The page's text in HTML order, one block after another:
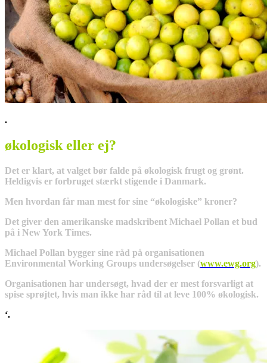
.
økologisk eller ej?
Det er klart, at valget bør falde på økologisk frugt og grønt.
Heldigvis er forbruget stærkt stigende i Danmark.
Men hvordan får man mest for sine “økologiske” kroner?
Det giver den amerikanske madskribent Michael Pollan et bud
på i New York Times.
Michael Pollan bygger sine råd på organisationen
Environmental Working Groups undersøgelser (www.ewg.org).
Organisationen har undersøgt, hvad der er mest forsvarligt at
spise sprøjtet, hvis man ikke har råd til at leve 100% økologisk.
‘.